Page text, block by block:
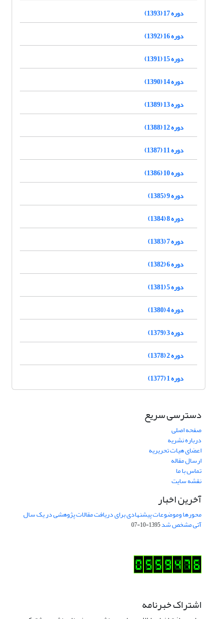
دوره 17 (1393)
دوره 16 (1392)
دوره 15 (1391)
دوره 14 (1390)
دوره 13 (1389)
دوره 12 (1388)
دوره 11 (1387)
دوره 10 (1386)
دوره 9 (1385)
دوره 8 (1384)
دوره 7 (1383)
دوره 6 (1382)
دوره 5 (1381)
دوره 4 (1380)
دوره 3 (1379)
دوره 2 (1378)
دوره 1 (1377)
دسترسی سریع
صفحه اصلی
درباره نشریه
اعضای هیات تحریریه
ارسال مقاله
تماس با ما
نقشه سایت
آخرین اخبار
محورها وموضوعات پیشنهادی برای دریافت مقالات پژوهشی در یک سال
آتی مشخص شد1395-10-07
اشتراک خبرنامه